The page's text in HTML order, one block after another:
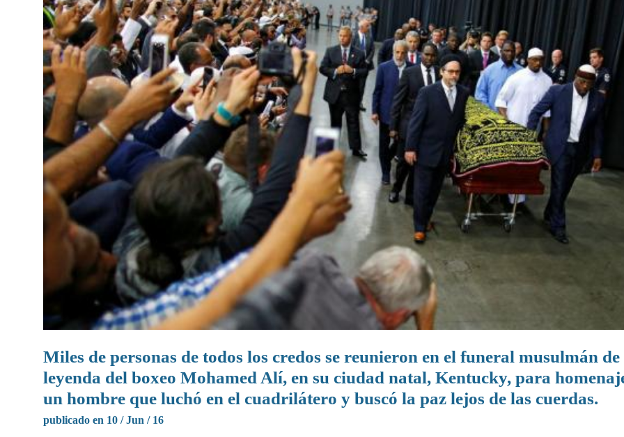
Miles de personas de todos los credos se reunieron en el funeral musulmán de
leyenda del boxeo Mohamed Alí, en su ciudad natal, Kentucky, para
un hombre que luchó en el cuadrilátero y buscó la paz lejos de las cuerdas.
publicado en 10 / Jun / 16